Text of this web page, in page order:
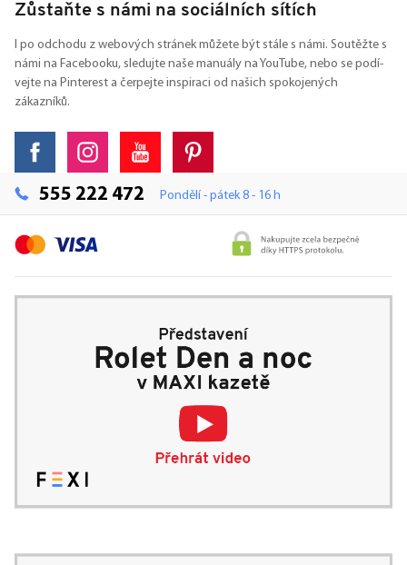
Zůstaňte s námi na sociálních sítích
I po odchodu z webových stránek můžete být stále s námi. Soutěžte s
námi na Facebooku, sledujte naše manuály na YouTube, nebo se podí-
vejte na Pinterest a čerpejte inspiraci od našich spokojených
zákazníků.
555 222 472 Pondělí - pátek 8 - 16 h